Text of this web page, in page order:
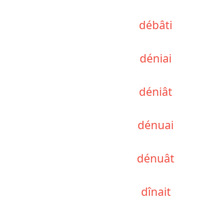
débâti
déniai
déniât
dénuai
dénuât
dînait